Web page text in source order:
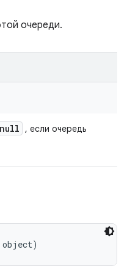
очереди.
null
, если очередь
object)